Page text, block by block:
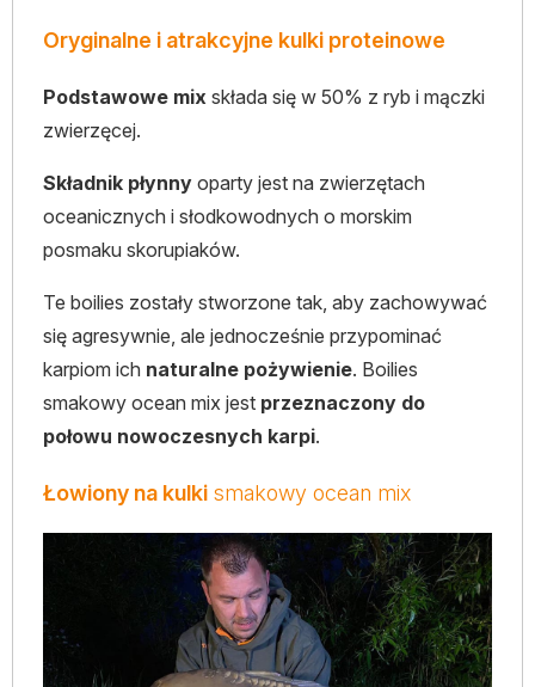
Oryginalne i atrakcyjne kulki proteinowe
Podstawowe mix składa się w 50% z ryb i mączki
zwierzęcej.
Składnik płynny oparty jest na zwierzętach
oceanicznych i słodkowodnych o morskim
posmaku skorupiaków.
Te boilies zostały stworzone tak, aby zachowywać
się agresywnie, ale jednocześnie przypominać
karpiom ich naturalne pożywienie. Boilies
smakowy ocean mix jest przeznaczony do
połowu nowoczesnych karpi.
Łowiony na kulki smakowy ocean mix